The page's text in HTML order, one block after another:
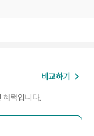
비교하기
혜택입니다.